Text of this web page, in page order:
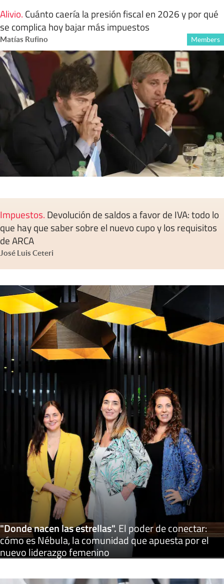
Alivio. Cuánto caería la presión fiscal en 2026 y por qué
se complica hoy bajar más impuestos
Matías Rufino Members
Impuestos. Devolución de saldos a favor de IVA: todo lo
que hay que saber sobre el nuevo cupo y los requisitos
de ARCA
José Luis Ceteri
"Donde nacen las estrellas".El poder de conectar:
cómo es Nébula, la comunidad que apuesta por el
nuevo liderazgo femenino